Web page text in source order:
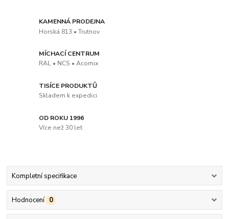
KAMENNÁ PRODEJNA
Horská 813 • Trutnov
MÍCHACÍ CENTRUM
RAL • NCS • Acomix
TISÍCE PRODUKTŮ
Skladem k expedici
OD ROKU 1996
Více než 30 let
Kompletní specifikace
Hodnocení 0